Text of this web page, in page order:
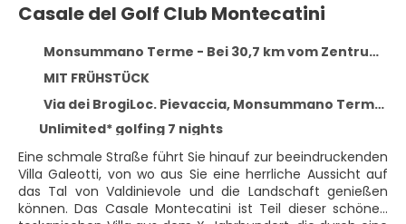
Casale del Golf Club Montecatini
Monsummano Terme - Bei 30,7 km vom Zentrum entfernt
MIT FRÜHSTÜCK
Via dei BrogiLoc. Pievaccia, Monsummano Terme 51015
Unlimited* golfing 7 nights
Eine schmale Straße führt Sie hinauf zur beeindruckenden
Villa Galeotti, von wo aus Sie eine herrliche Aussicht auf
das Tal von Valdinievole und die Landschaft genießen
können. Das Casale Montecatini ist Teil dieser schönen